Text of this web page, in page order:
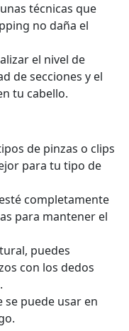
técnicas que
no daña el
el nivel de
de secciones y el
tu cabello.
de pinzas o clips
para tu tipo de
completamente
para mantener el
puedes
con los dedos
se puede usar en